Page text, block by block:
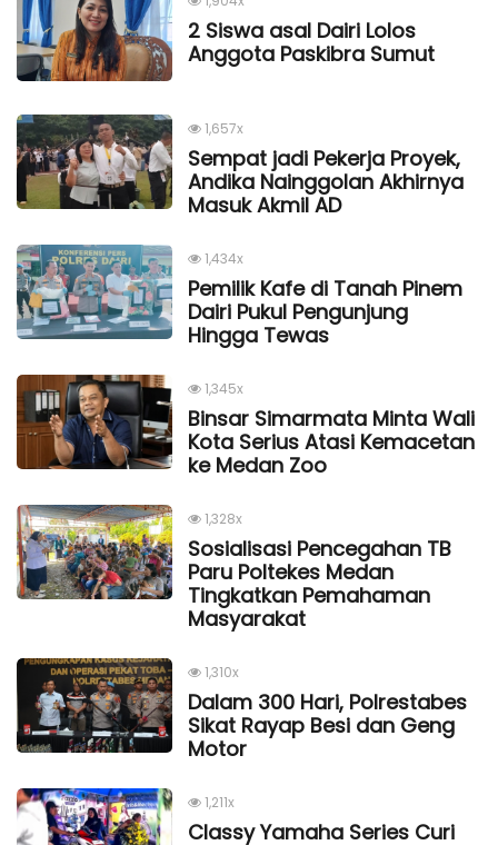
2 Siswa asal Dairi Lolos
Anggota Paskibra Sumut
1,657x
Sempat jadi Pekerja Proyek,
Andika Nainggolan Akhirnya
Masuk Akmil AD
1,434x
Pemilik Kafe di Tanah Pinem
Dairi Pukul Pengunjung
Hingga Tewas
1,345x
Binsar Simarmata Minta Wali
Kota Serius Atasi Kemacetan
ke Medan Zoo
1,328x
Sosialisasi Pencegahan TB
Paru Poltekes Medan
Tingkatkan Pemahaman
Masyarakat
1,310x
Dalam 300 Hari, Polrestabes
Sikat Rayap Besi dan Geng
Motor
1,211x
Classy Yamaha Series Curi